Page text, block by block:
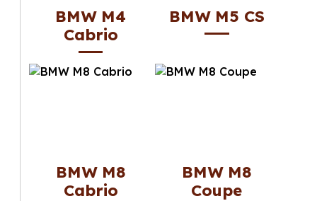
BMW M4
Cabrio
BMW M5 CS
BMW M8
Cabrio
BMW M8
Coupe